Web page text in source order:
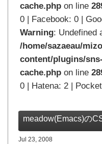
cache.php on line
0 | Facebook: 0 |
Warning: Undefined
/home/sazaeau/
content/plugins/
cache.php on line
0 | Hatena: 2 |
meadow(Emacs)の
Jul 23, 2008